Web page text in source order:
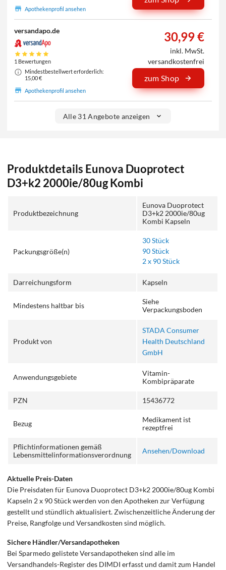
Apothekenprofil ansehen
versandapo.de
1 Bewertungen
Mindestbestellwert erforderlich:
15,00 €
Apothekenprofil ansehen
30,99 €
inkl. MwSt.
versandkostenfrei
zum Shop
Alle 31 Angebote anzeigen
Produktdetails Eunova Duoprotect
D3+k2 2000ie/80ug Kombi
Produktbezeichnung
Eunova Duoprotect
D3+k2 2000ie/80ug
Kombi Kapseln
Packungsgröße(n)
30 Stück
90 Stück
2 x 90 Stück
Darreichungsform Kapseln
Mindestens haltbar bis
Siehe
Verpackungsboden
Produkt von
STADA Consumer
Health Deutschland
GmbH
Anwendungsgebiete
Vitamin-
Kombipräparate
PZN 15436772
Bezug
Medikament ist
rezeptfrei
Pflichtinformationen gemäß
Lebensmittelinformationsverordnung
Ansehen/Download
Aktuelle Preis-Daten
Die Preisdaten für Eunova Duoprotect D3+k2 2000ie/80ug Kombi
Kapseln 2 x 90 Stück werden von den Apotheken zur Verfügung
gestellt und stündlich aktualisiert. Zwischenzeitliche Änderung der
Preise, Rangfolge und Versandkosten sind möglich.
Sichere Händler/Versandapotheken
Bei Sparmedo gelistete Versandapotheken sind alle im
Versandhandels-Register des DIMDI erfasst und damit zum Handel